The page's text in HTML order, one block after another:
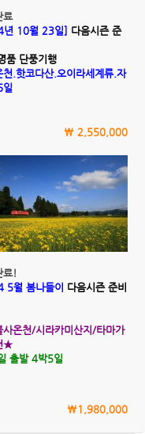
료
년 10월 23일] 다음시즌 준
품 단풍기행
천.핫코다산.오이라세계류.자
일
\ 2,550,000
료!
5월 봄나들이 다음시즌 준비
사온천/시라카미산지/타마가
★
출발 4박5일
\1,980,000